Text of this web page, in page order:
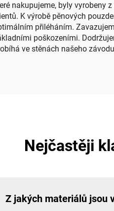
nakupujeme, byly vyrobeny
K výrobě pěnových
přiléháním.
poškozeními.
ve stěnách našeho
Nejčastěji
Z jakých materiálů jsou